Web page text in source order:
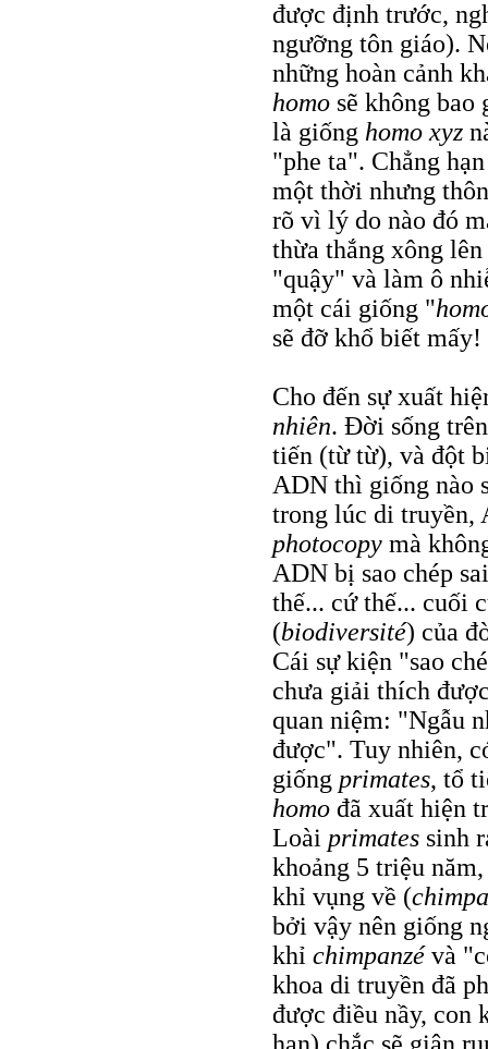
được định trước,
ngưỡng tôn giáo).
những hoàn cảnh
homo sẽ không
là giống homo xyz
"phe ta". Chẳng
một thời nhưng
rõ vì lý do nào đó
thừa thắng xông
"quậy" và làm ô
một cái giống "
sẽ đỡ khổ biết mấy!
Cho đến sự xuất
nhiên. Đời sống
tiến (từ từ), và đột
ADN thì giống nào
trong lúc di truyền,
photocopy mà
ADN bị sao chép
thế... cứ thế... cuối
(biodiversité) của
Cái sự kiện "sao
chưa giải thích
quan niệm: "Ngẫu
được". Tuy nhiên,
giống primates, tổ
homo đã xuất hiện
Loài primates sinh
khoảng 5 triệu
khỉ vụng về (
bởi vậy nên giống
khỉ chimpanzévà
khoa di truyền đã
được điều nầy, con